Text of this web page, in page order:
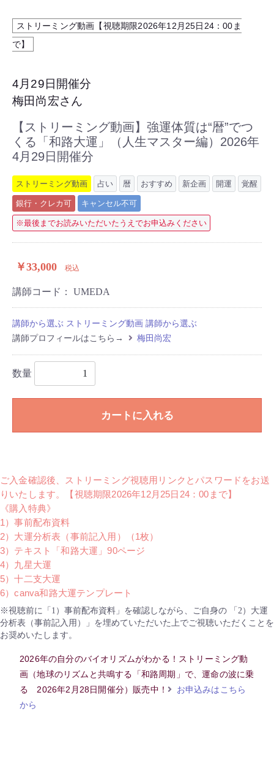
ストリーミング動画【視聴期限2026年12月25日24：00ま
で】
4月29日開催分
梅田尚宏さん
【ストリーミング動画】強運体質は“暦”でつ
くる「和路大運」（人生マスター編）2026年
4月29日開催分
ストリーミング動画 占い 暦 おすすめ 新企画 開運 覚醒
銀行・クレカ可 キャンセル不可
※最後までお読みいただいたうえでお申込みください
￥33,000 税込
講師コード： UMEDA
講師から選ぶ ストリーミング動画 講師から選ぶ
講師プロフィールはこちら→
梅田尚宏
数量
カートに入れる
ご入金確認後、ストリーミング視聴用リンクとパスワードをお送
りいたします。【視聴期限2026年12月25日24：00まで】
《購入特典》
1）事前配布資料
2）大運分析表（事前記入用）（1枚）
3）テキスト「和路大運」90ページ
4）九星大運
5）十二支大運
6）canva和路大運テンプレート
※視聴前に「1）事前配布資料」を確認しながら、ご自身の 「2）大運
分析表（事前記入用）」を埋めていただいた上でご視聴いただくことを
お奨めいたします。
2026年の自分のバイオリズムがわかる！ストリーミング動
画（地球のリズムと共鳴する「和路周期」で、運命の波に乗
る 2026年2月28日開催分）販売中！
お申込みはこちら
から